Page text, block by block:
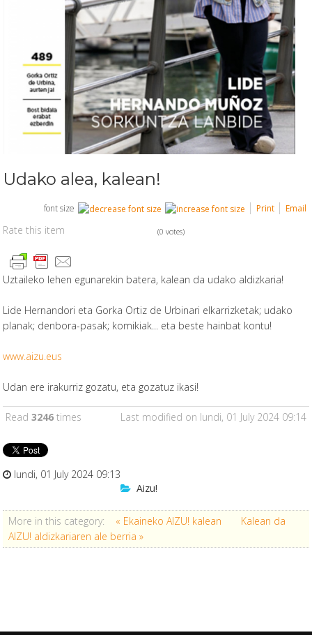
Udako alea, kalean!
font size Print Email
Rate this item (0 votes)
Uztaileko lehen egunarekin batera, kalean da udako aldizkaria!
Lide Hernandori eta Gorka Ortiz de Urbinari elkarrizketak; udako
planak; denbora-pasak; komikiak... eta beste hainbat kontu!
www.aizu.eus
Udan ere irakurriz gozatu, eta gozatuz ikasi!
Read 3246 times Last modified on lundi, 01 July 2024 09:14
lundi, 01 July 2024 09:13
Aizu!
More in this category: « Ekaineko AIZU! kalean
Kalean da
AIZU! aldizkariaren ale berria »